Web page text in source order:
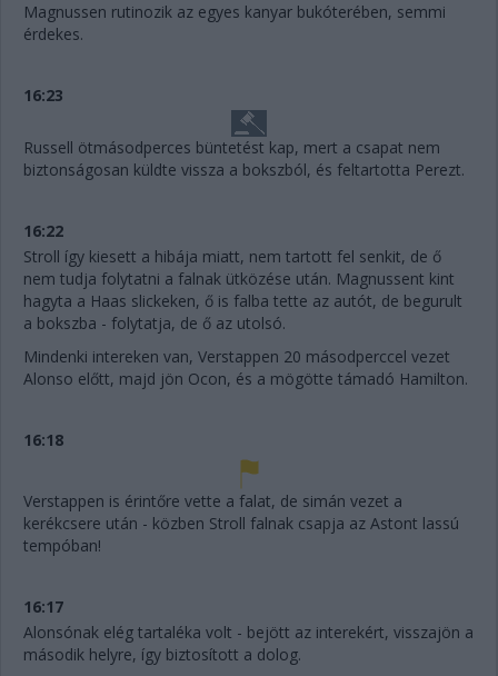
Magnussen rutinozik az egyes kanyar bukóterében, semmi
érdekes.
16:23
Russell ötmásodperces büntetést kap, mert a csapat nem
biztonságosan küldte vissza a bokszból, és feltartotta Perezt.
16:22
Stroll így kiesett a hibája miatt, nem tartott fel senkit, de ő
nem tudja folytatni a falnak ütközése után. Magnussent kint
hagyta a Haas slickeken, ő is falba tette az autót, de begurult
a bokszba - folytatja, de ő az utolsó.
Mindenki intereken van, Verstappen 20 másodperccel vezet
Alonso előtt, majd jön Ocon, és a mögötte támadó Hamilton.
16:18
Verstappen is érintőre vette a falat, de simán vezet a
kerékcsere után - közben Stroll falnak csapja az Astont lassú
tempóban!
16:17
Alonsónak elég tartaléka volt - bejött az interekért, visszajön a
második helyre, így biztosított a dolog.